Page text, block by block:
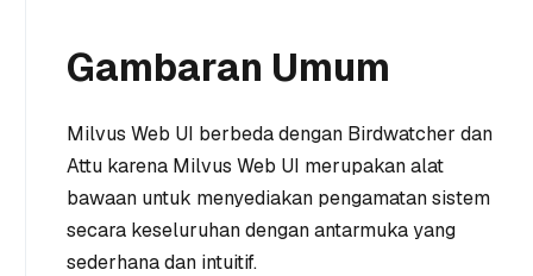
Gambaran Umum
Milvus Web UI berbeda dengan Birdwatcher dan
Attu karena Milvus Web UI merupakan alat
bawaan untuk menyediakan pengamatan sistem
secara keseluruhan dengan antarmuka yang
sederhana dan intuitif.